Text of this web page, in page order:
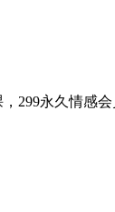
299永久情感